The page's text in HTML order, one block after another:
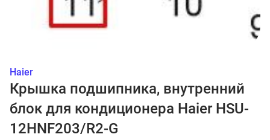
Haier
Крышка подшипника, внутренний
блок для кондиционера Haier HSU-
12HNF203/R2-G